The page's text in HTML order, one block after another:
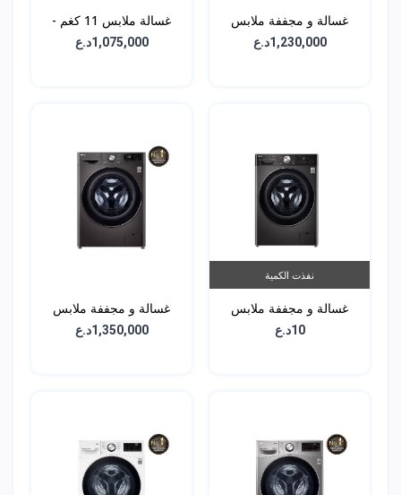
غسالة و مجففة ملابس
(2في1) 10.5 كغم -1,230,000د.ع
غسالة ملابس 11 كغم -
WR9011PBG
1,075,000د.ع
نفذت الكمية
غسالة و مجففة ملابس
(2في1) 12 كغم -
10د.ع
غسالة و مجففة ملابس
(2في1) 13 كغم -1,350,000د.ع